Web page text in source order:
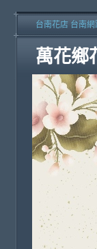
萬花鄉
台南花店 台南